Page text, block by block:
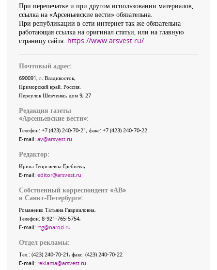
При перепечатке и при другом использовании материалов,
ссылка на «Арсеньевские вести» обязательна.
При републикации в сети интернет так же обязательна
работающая ссылка на оригинал статьи, или на главную
страницу сайта: https://www.arsvest.ru/
Почтовый адрес:
690091, г. Владивосток,
Приморский край, Россия
Переулок Шевченко, дом 9, 27
Редакция газеты
«Арсеньевские вести»:
Телефон: +7 (423) 240-70-21, факс: +7 (423) 240-70-22
E-mail: av@arsvest.ru
Редактор:
Ирина Георгиевна Гребнёва,
E-mail: editor@arsvest.ru
Собственный корреспондент «АВ»
в Санкт-Петербурге:
Романенко Татьяна Гаврииловна,
Телефон: 8-921-765-5754,
E-mail: rtg@narod.ru
Отдел рекламы:
Тел.: (423) 240-70-21, факс: (423) 240-70-22
E-mail: reklama@arsvest.ru